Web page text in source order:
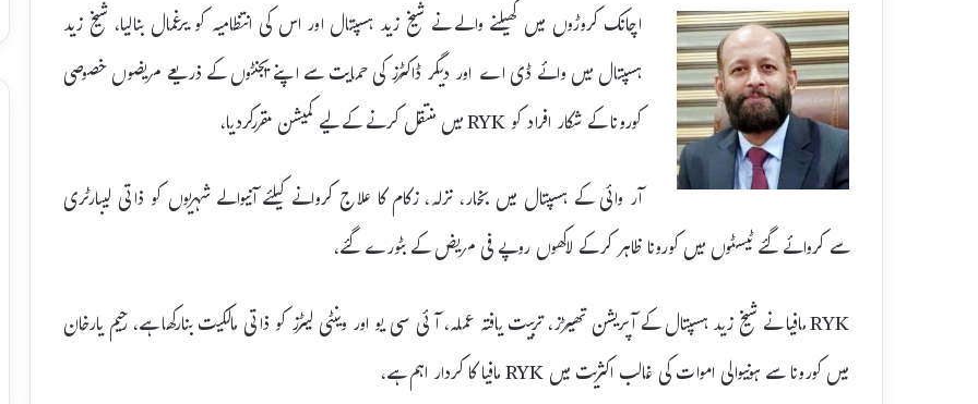
اچانک کروڑوں میں کھیلنے والے نے شیخ زید ہسپتال اور اس کی انتظامیہ کو یرغمال بنالیا، شیخ زید
ہسپتال میں وائے ڈی اے اور دیگر ڈاکٹرز کی حمایت سے اپنے ایجنٹوں کے ذریعے مریضوں خصوصی
کورونا کے شکار افراد کو RYK میں منتقل کرنے کے لیے کمیشن مقررکردیا،
آر وائی کے ہسپتال میں بخار، نزلہ، زکام کا علاج کروانے کیلئے آنیوالے شہریوں کو ذاتی لیبارٹری
سے کروائے گئے ٹیسٹوں میں کورونا ظاہر کرکے لاکھوں روپے فی مریض کے بٹورے گئے،
RYK مافیا نے شیخ زید ہسپتال کے آپریشن تھیڑز، تربیت یافتہ عملہ، آئی سی یو اور وینٹی لیٹرز کو ذاتی مالکیت بنارکھا ہے، رحیم یارخان
میں کورونا سے ہونیوالی اموات کی غالب اکثریت میں RYK مافیا کا کردار اہم ہے،